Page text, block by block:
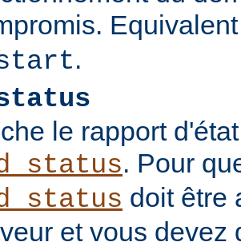
.
le rapport
. Pour
doit être
et vous devez